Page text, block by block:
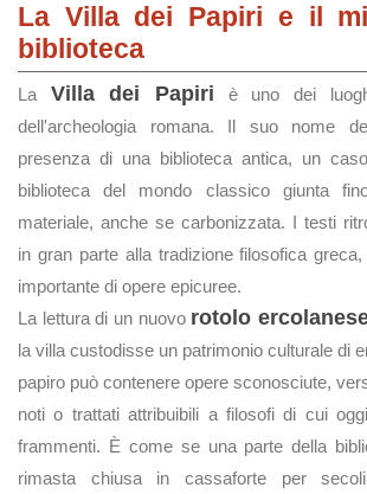
La Villa dei Papiri e il
biblioteca
La Villa dei Papiri è uno dei
dell'archeologia romana. Il suo nome
presenza di una biblioteca antica, un
biblioteca del mondo classico giunta
materiale, anche se carbonizzata. I testi
in gran parte alla tradizione filosofica
importante di opere epicuree.
La lettura di un nuovo rotolo
la villa custodisse un patrimonio culturale di
papiro può contenere opere sconosciute,
noti o trattati attribuibili a filosofi di cui
frammenti. È come se una parte della
rimasta chiusa in cassaforte per